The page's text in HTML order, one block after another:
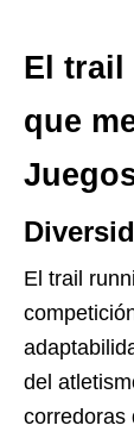
El trail
que
El trail
del
corredoras